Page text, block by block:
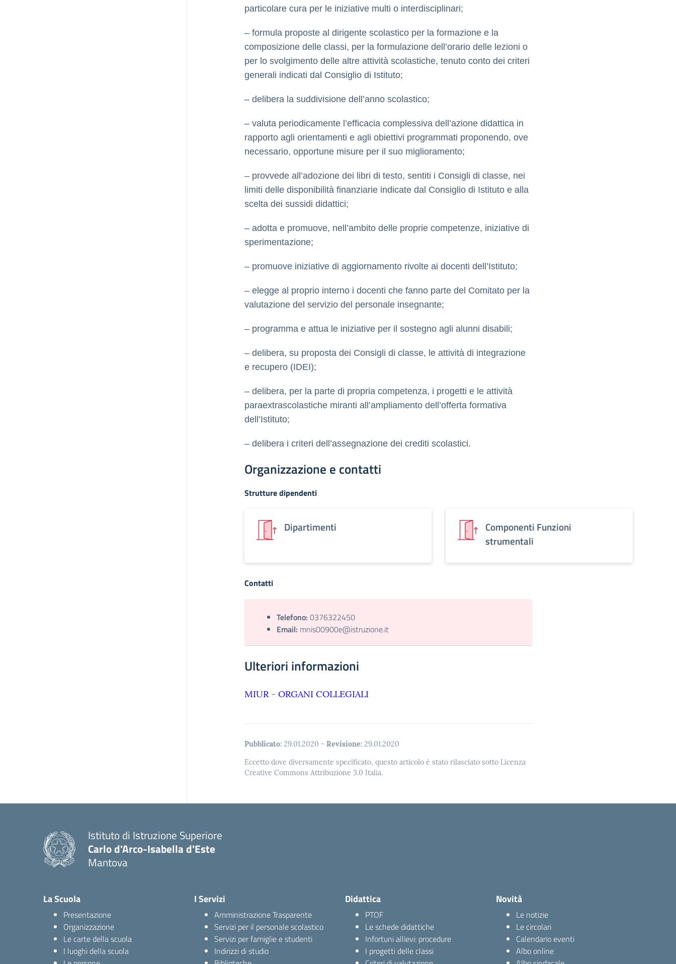
particolare cura per le iniziative multi o interdisciplinari;
– formula proposte al dirigente scolastico per la formazione e la
composizione delle classi, per la formulazione dell’orario delle lezioni o
per lo svolgimento delle altre attività scolastiche, tenuto conto dei criteri
generali indicati dal Consiglio di Istituto;
– delibera la suddivisione dell’anno scolastico;
– valuta periodicamente l’efficacia complessiva dell’azione didattica in
rapporto agli orientamenti e agli obiettivi programmati proponendo, ove
necessario, opportune misure per il suo miglioramento;
– provvede all’adozione dei libri di testo, sentiti i Consigli di classe, nei
limiti delle disponibilità finanziarie indicate dal Consiglio di Istituto e alla
scelta dei sussidi didattici;
– adotta e promuove, nell’ambito delle proprie competenze, iniziative di
sperimentazione;
– promuove iniziative di aggiornamento rivolte ai docenti dell’Istituto;
– elegge al proprio interno i docenti che fanno parte del Comitato per la
valutazione del servizio del personale insegnante;
– programma e attua le iniziative per il sostegno agli alunni disabili;
– delibera, su proposta dei Consigli di classe, le attività di integrazione
e recupero (IDEI);
– delibera, per la parte di propria competenza, i progetti e le attività
paraextrascolastiche miranti all’ampliamento dell’offerta formativa
dell’Istituto;
– delibera i criteri dell’assegnazione dei crediti scolastici.
Organizzazione e contatti
Strutture dipendenti
Dipartimenti
Componenti Funzioni
strumentali
Contatti
Telefono: 0376322450
Email: mnis00900e@istruzione.it
Ulteriori informazioni
MIUR - ORGANI COLLEGIALI
Pubblicato: 29.01.2020 - Revisione: 29.01.2020
Eccetto dove diversamente specificato, questo articolo è stato rilasciato sotto Licenza
Creative Commons Attribuzione 3.0 Italia.
Istituto di Istruzione Superiore
Carlo d'Arco-Isabella d'Este
Mantova
La Scuola
Presentazione
Organizzazione
Le carte della scuola
I luoghi della scuola
I Servizi
Amministrazione Trasparente
Servizi per il personale scolastico
Servizi per famiglie e studenti
Indirizzi di studio
Didattica
PTOF
Le schede didattiche
Infortuni allievi: procedure
I progetti delle classi
Novità
Le notizie
Le circolari
Calendario eventi
Albo online